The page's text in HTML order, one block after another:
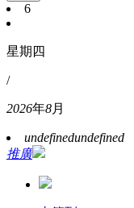
6
星期四
/
2026年8月
undefinedundefined
推廣